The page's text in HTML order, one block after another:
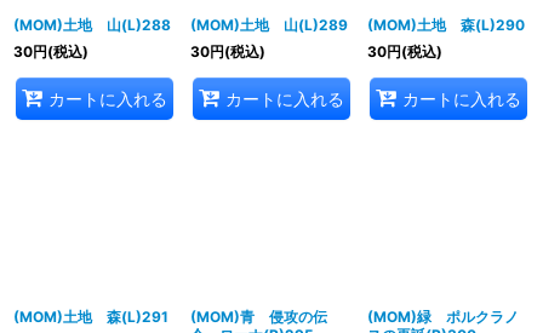
(MOM)土地 山(L)288
30円(税込)
カートに入れる
(MOM)土地 山(L)289
30円(税込)
カートに入れる
(MOM)土地 森(L)290
30円(税込)
カートに入れる
(MOM)土地 森(L)291
(MOM)青 侵攻の伝
(MOM)緑 ポルクラノ